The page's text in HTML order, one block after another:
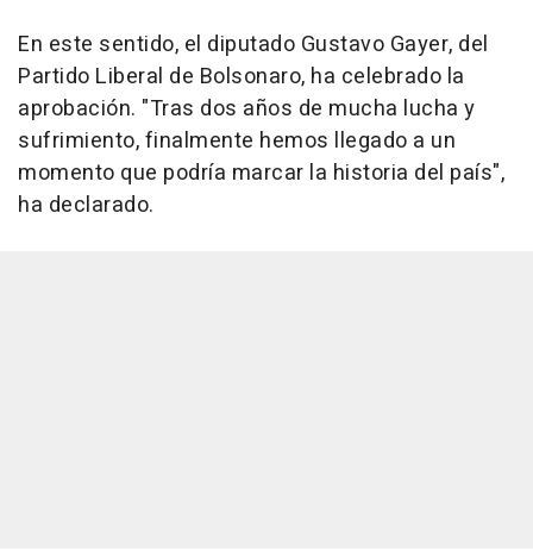
En este sentido, el diputado Gustavo Gayer, del
Partido Liberal de Bolsonaro, ha celebrado la
aprobación. "Tras dos años de mucha lucha y
sufrimiento, finalmente hemos llegado a un
momento que podría marcar la historia del país",
ha declarado.